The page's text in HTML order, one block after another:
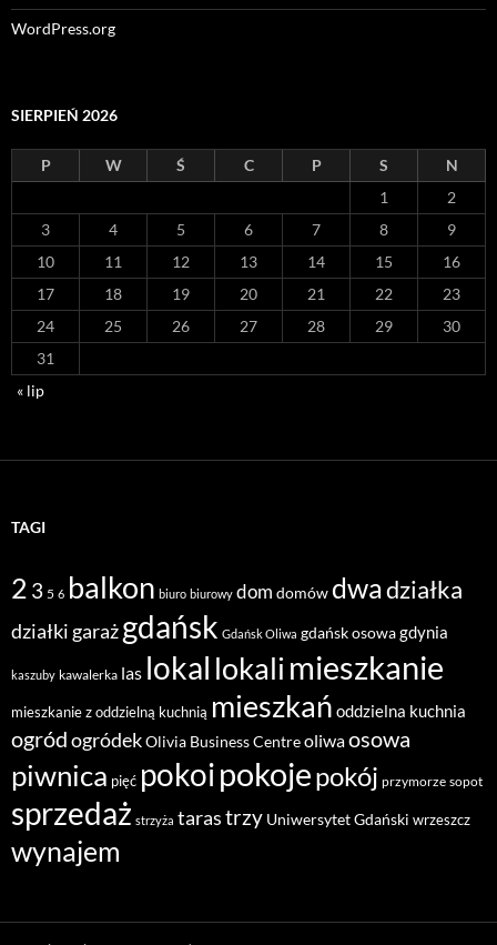
WordPress.org
SIERPIEŃ 2026
P W Ś C P S
N
1
2
3
4 5 6 7 8
9
10
11 12 13 14 15
16
17
18 19 20 21 22
23
24
25 26 27 28 29
30
31
« lip
TAGI
2 3 5 6 balkon biuro biurowy dom domów dwadziałka
działki garażgdańsk Gdańsk Oliwa gdańsk osowagdynia
kaszuby kawalerka las lokal lokalimieszkanie
mieszkanie z oddzielną kuchnią mieszkań oddzielna kuchnia
ogródogródekOlivia Business Centreoliwaosowa
piwnica pięć pokoipokojepokój przymorze sopot
sprzedaż strzyża tarastrzy Uniwersytet Gdański wrzeszcz
wynajem